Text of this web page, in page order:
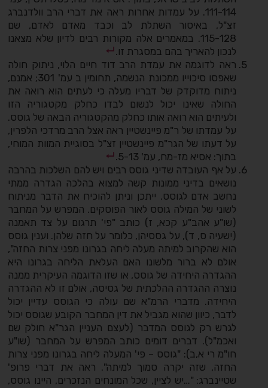
111­-114. על עמדות אחרות ראה את דברי הרב וולדנברג
זצ"ל, באיסור השתלת לב וכבד מאדם לאדם, שם
115­-128. במאמרים אלה מקורות רבים לדיון שלא מצאנו
לנכון להאריך בהם במסגרת זו.
ראה לדוגמה את עמדת הרב דוד חיים הלוי, ניתוק חולה
שאפסו סיכוייו ממכונת הנשמה, תחומין ב עמ' 301; אמנם,
ניתוח מדוקדק של דבריו מעלה כי לעתים הוא רואה את
החולה שאינו יכול לנשום לבדו כחלק מקטגוריה הזו
ולעיתים הוא רואה אותו כחלק מהקטגוריה הבאה של גוסס.
על עמדתו של ר"מ פיינשטיין ראה אצל הרב מרדכי הלפרין,
על דעתו של הגר"מ פיינשטיין זצ"ל בסוגיית המוות המוחי,
בתוך: אסיא מז-מח, עמ' 5­-13.
על אף העובדה שדיני גוסס רבים ויש להם השלכות בהרבה
נושאים בדיני ממונות קשה למצוא בהלכה הגדרה ממתי
נחשב אדם לגוסס. ייתכן וניתן להוכיח את הדבר מניתוח
לשוני של המילה גוסס לאור הפוסקים. המפרש על המחבר
(שו"ע אהב"ע קכא, ז) כותב "פי' תרגום על צד תאמנה
(ישעיה ס, ד), על גססיהן, כלומר על חזה שלהן. וענין גוסס
הוא שהקרוב למיתה מעלה ליחה בגרונו מפני צרות החזה",
אולם לא ברור מלשונו האם העלאת הליחה בגרונו היא
ההגדרה היחידה של גוסס, או שזו הדוגמה העיקרית ממנה
נוצרה ההגדרה ההלכתית של גסיסה, אולם זו לא ההגדרה
היחידה. מדברי הרמ"א שם עולה כי הגוסס עדיין יכול
לדבר, כיוון שהוא מגביל את דין המחבר הקובע שגוסס יכול
לגרש רק לגוסס המדבר (לעצם העניין הגר"א חולק שם
ואכמ"ל). דברים דומים כותב המפרש על המחבר (שו"ע
חו"מ רי א,ב): "גוסס – פי' המעלה ליחה בגרונו מפני צרות
החזה, שזה יקרה סמוך למיתה". ראה את דברי פרופ'
שטיינברג: "…יש לציין, שכל המונחים הנזכרים, היינו גוסס,